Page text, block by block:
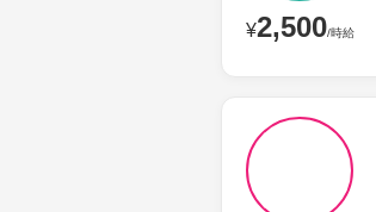
¥2,500/時給